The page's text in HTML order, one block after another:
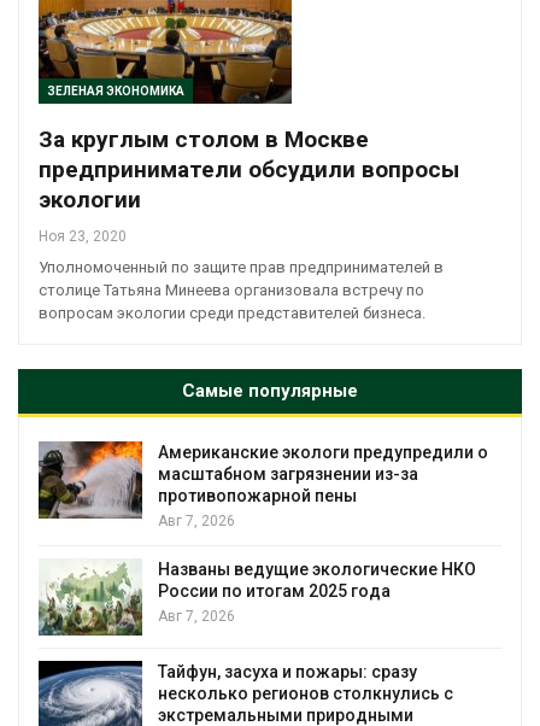
ЗЕЛЕНАЯ ЭКОНОМИКА
За круглым столом в Москве
предприниматели обсудили вопросы
экологии
Ноя 23, 2020
Уполномоченный по защите прав предпринимателей в
столице Татьяна Минеева организовала встречу по
вопросам экологии среди представителей бизнеса.
Самые популярные
Американские экологи предупредили о
масштабном загрязнении из-за
противопожарной пены
Авг 7, 2026
Названы ведущие экологические НКО
России по итогам 2025 года
Авг 7, 2026
Тайфун, засуха и пожары: сразу
несколько регионов столкнулись с
экстремальными природными